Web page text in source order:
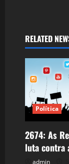
RELATED
Política
2674: As
luta contra
admin